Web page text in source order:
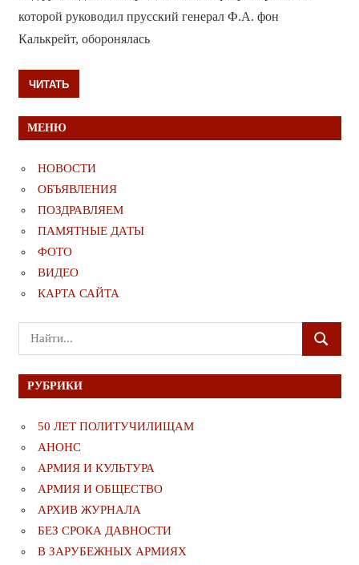
которой руководил прусский генерал Ф.А. фон
Калькрейт, оборонялась
ЧИТАТЬ
МЕНЮ
НОВОСТИ
ОБЪЯВЛЕНИЯ
ПОЗДРАВЛЯЕМ
ПАМЯТНЫЕ ДАТЫ
ФОТО
ВИДЕО
КАРТА САЙТА
Поиск
для:
ПОИСК
РУБРИКИ
50 ЛЕТ ПОЛИТУЧИЛИЩАМ
АНОНС
АРМИЯ И КУЛЬТУРА
АРМИЯ И ОБЩЕСТВО
АРХИВ ЖУРНАЛА
БЕЗ СРОКА ДАВНОСТИ
В ЗАРУБЕЖНЫХ АРМИЯХ